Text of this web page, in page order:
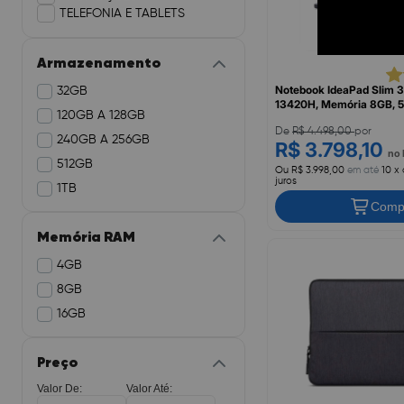
TELEFONIA E TABLETS
Armazenamento
32GB
120GB A 128GB
240GB A 256GB
512GB
1TB
Memória RAM
4GB
8GB
16GB
Preço
Valor De: Valor Até:
Notebook IdeaPad Slim
13420H, Memória 8GB,
Windows 11,
De R$ 4.498,00por
R$ 3.798,10 no
Ou R$ 3.998,00 em até 10 x
juros